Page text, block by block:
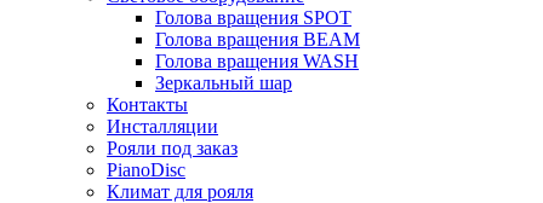
Голова вращения SPOT
Голова вращения BEAM
Голова вращения WASH
Зеркальный шар
Контакты
Инсталляции
Рояли под заказ
PianoDisc
Климат для рояля